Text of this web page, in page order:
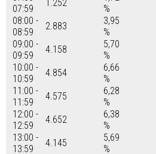
07:59
1.252
%
08:00 -
08:59
2.883
3,95
%
09:00 -
09:59
4.158
5,70
%
10:00 -
10:59
4.854
6,66
%
11:00 -
11:59
4.575
6,28
%
12:00 -
12:59
4.652
6,38
%
13:00 -
13:59
4.145
5,69
%